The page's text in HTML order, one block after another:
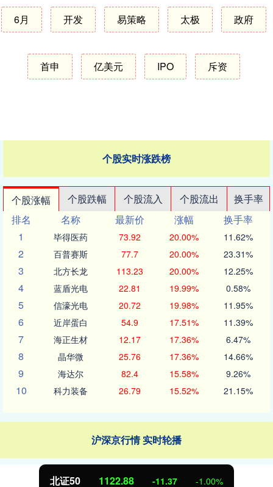
6月 开发 易策略 太极 政府
首申 亿美元 IPO 斥资
个股实时涨跌榜
个股涨幅 个股跌幅 个股流入 个股流出
换手率
排名
名称 最新价 涨幅
换手率
1
毕得医药 73.92 20.00% 11.62%
2 百普赛斯 77.7 20.00% 23.31%
3 北方长龙 113.23 20.00% 12.25%
4 蓝盾光电 22.81 19.99% 0.58%
5 信濠光电 20.72 19.98% 11.95%
6 近岸蛋白 54.9 17.51% 11.39%
7 海正生材 12.17 17.36% 6.47%
8 晶华微 25.76 17.36% 14.66%
9 海达尔 82.4 15.58% 9.26%
10 科力装备 26.79 15.52% 21.15%
沪深京行情 实时轮播
北证50 1122.88 -11.37 -1.00%